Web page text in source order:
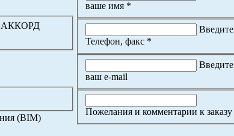
(BIM)
ваше имя *
Введите
Телефон, факс *
Введите
ваш e-mail
Пожелания и комментарии к заказу